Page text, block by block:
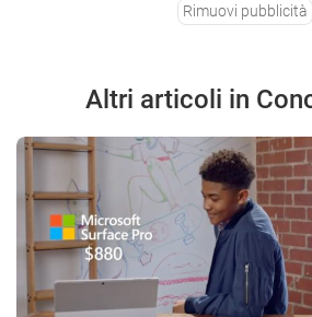
Rimuovi pubblicità
Altri articoli in